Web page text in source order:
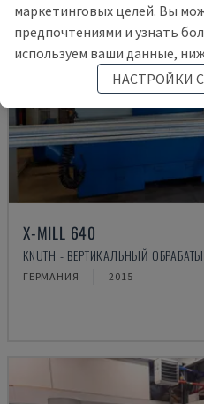
X-MILL 640
KNUTH - ВЕРТИКАЛЬНЫЙ
ГЕРМАНИЯ 2015
маркетинговых целей. Вы
предпочтениями и узнать
используем ваши данные,
НАСТРОЙКИ